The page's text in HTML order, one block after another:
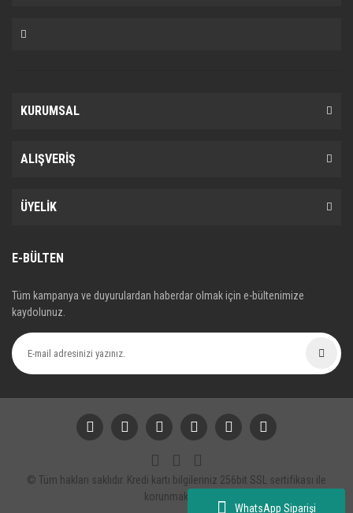
WhatsApp Siparişi
KURUMSAL
ALIŞVERİŞ
ÜYELİK
E-BÜLTEN
Tüm kampanya ve duyurulardan haberdar olmak için e-bültenimize
kaydolunuz.
© Tüm hakları saklıdır. Kredi kartı bilgileriniz 256bit SSL sertifikası ile
korunmaktadır.